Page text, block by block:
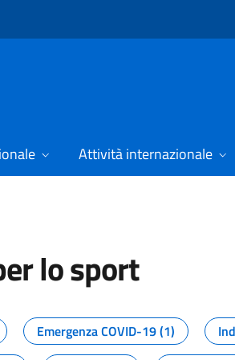
Attività internazionale
lo sport
dal
Emergenza COVID-19 (1)